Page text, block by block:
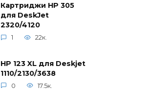
Картриджи HP 305
для DeskJet
2320/4120
1 22к.
HP 123 XL для Deskjet
1110/2130/3638
0 17.5к.